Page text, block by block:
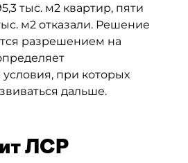
тыс. м2 квартир, пяти
м2 отказали. Решение
разрешением на
при которых
дальше.
ЛСР